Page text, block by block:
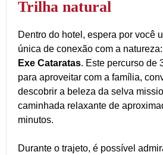
Trilha natural
Dentro do hotel, espera por você
única de conexão com a
Exe Cataratas. Este percurso de
para aproveitar com a família,
descobrir a beleza da selva
caminhada relaxante de
minutos.
Durante o trajeto, é possível